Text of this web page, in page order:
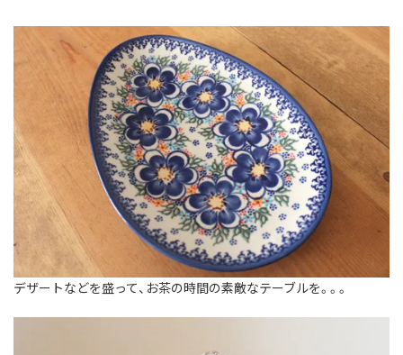
デザートなどを盛って、お茶の時間の素敵なテーブルを。。。